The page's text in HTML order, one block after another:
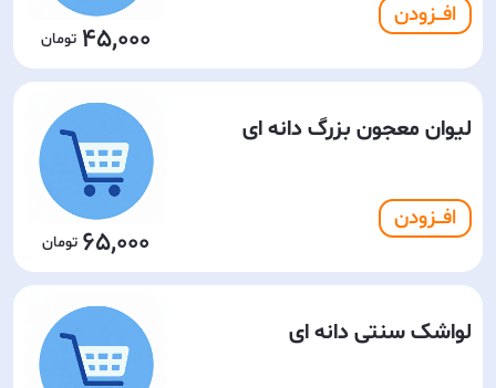
افـــزودن
45,000
لیوان معجون بزرگ دانه ای
افـــزودن
65,000
لواشک سنتی دانه ای